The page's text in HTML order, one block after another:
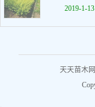
2019-1-13
天天苗木网